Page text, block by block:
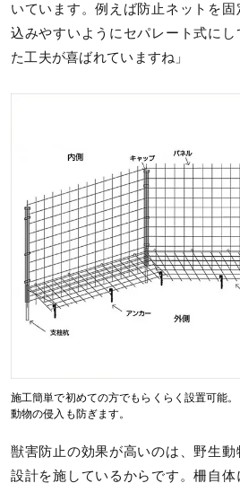
いています。例えば防止ネットを
込みやすいようにセパレート式に
た工夫が喜ばれていますね」
施工簡単で初めての方でもらくらく設置可能
動物の侵入も防ぎます。
獣害防止の効果が高いのは、野生
設計を施しているからです。柵自